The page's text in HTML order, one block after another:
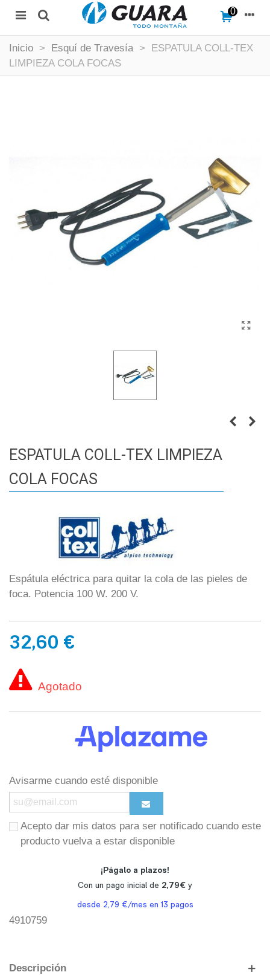
0
Inicio > Esquí de Travesía >
ESPATULA COLL-TEX
LIMPIEZA COLA FOCAS
ESPATULA COLL-TEX LIMPIEZA
COLA FOCAS
Espátula eléctrica para quitar la cola de las pieles de
foca. Potencia 100 W. 200 V.
32,60 €
Agotado
Avisarme cuando esté disponible
Acepto dar mis datos para ser notificado cuando este
producto vuelva a estar disponible
4910759
Descripción